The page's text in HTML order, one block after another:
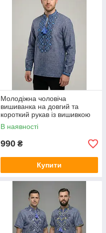
Молодіжна чоловіча
вишиванка на довгий та
короткий рукав із вишивкою
на грудях
В наявності
990 ₴
Купити